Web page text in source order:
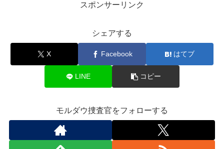
スポンサーリンク
シェアする
X Facebook はてブ
LINE コピー
モルダウ捜査官をフォローする